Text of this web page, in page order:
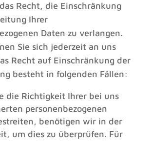
Recht, die Einschränkung
Ihrer
Daten zu verlangen.
Sie sich jederzeit an uns
Recht auf Einschränkung der
besteht in folgenden Fällen:
die Richtigkeit Ihrer bei uns
personenbezogenen
benötigen wir in der
um dies zu überprüfen. Für